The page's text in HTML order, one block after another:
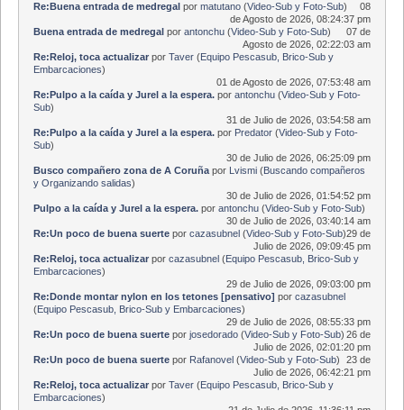
Re:Buena entrada de medregal por matutano(Video-Sub y Foto-Sub)
08
de Agosto de 2026, 08:24:37 pm
Buena entrada de medregal por antonchu(Video-Sub y Foto-Sub)
07 de
Agosto de 2026, 02:22:03 am
Re:Reloj, toca actualizarpor Taver(Equipo Pescasub, Brico-Sub y
Embarcaciones)
01 de Agosto de 2026, 07:53:48 am
Re:Pulpo a la caída y Jurel a la espera.por antonchu(Video-Sub y Foto-
Sub)
31 de Julio de 2026, 03:54:58 am
Re:Pulpo a la caída y Jurel a la espera.por Predator(Video-Sub y Foto-
Sub)
30 de Julio de 2026, 06:25:09 pm
Busco compañero zona de A Coruñapor Lvismi(Buscando compañeros
y Organizando salidas)
30 de Julio de 2026, 01:54:52 pm
Pulpo a la caída y Jurel a la espera.por antonchu(Video-Sub y Foto-Sub)
30 de Julio de 2026, 03:40:14 am
Re:Un poco de buena suertepor cazasubnel (Video-Sub y Foto-Sub)29 de
Julio de 2026, 09:09:45 pm
Re:Reloj, toca actualizarpor cazasubnel (Equipo Pescasub, Brico-Sub y
Embarcaciones)
29 de Julio de 2026, 09:03:00 pm
Re:Donde montar nylon en los tetones [pensativo] por cazasubnel
(Equipo Pescasub, Brico-Sub y Embarcaciones)
29 de Julio de 2026, 08:55:33 pm
Re:Un poco de buena suertepor josedorado(Video-Sub y Foto-Sub) 26 de
Julio de 2026, 02:01:20 pm
Re:Un poco de buena suertepor Rafanovel (Video-Sub y Foto-Sub)
23 de
Julio de 2026, 06:42:21 pm
Re:Reloj, toca actualizarpor Taver(Equipo Pescasub, Brico-Sub y
Embarcaciones)